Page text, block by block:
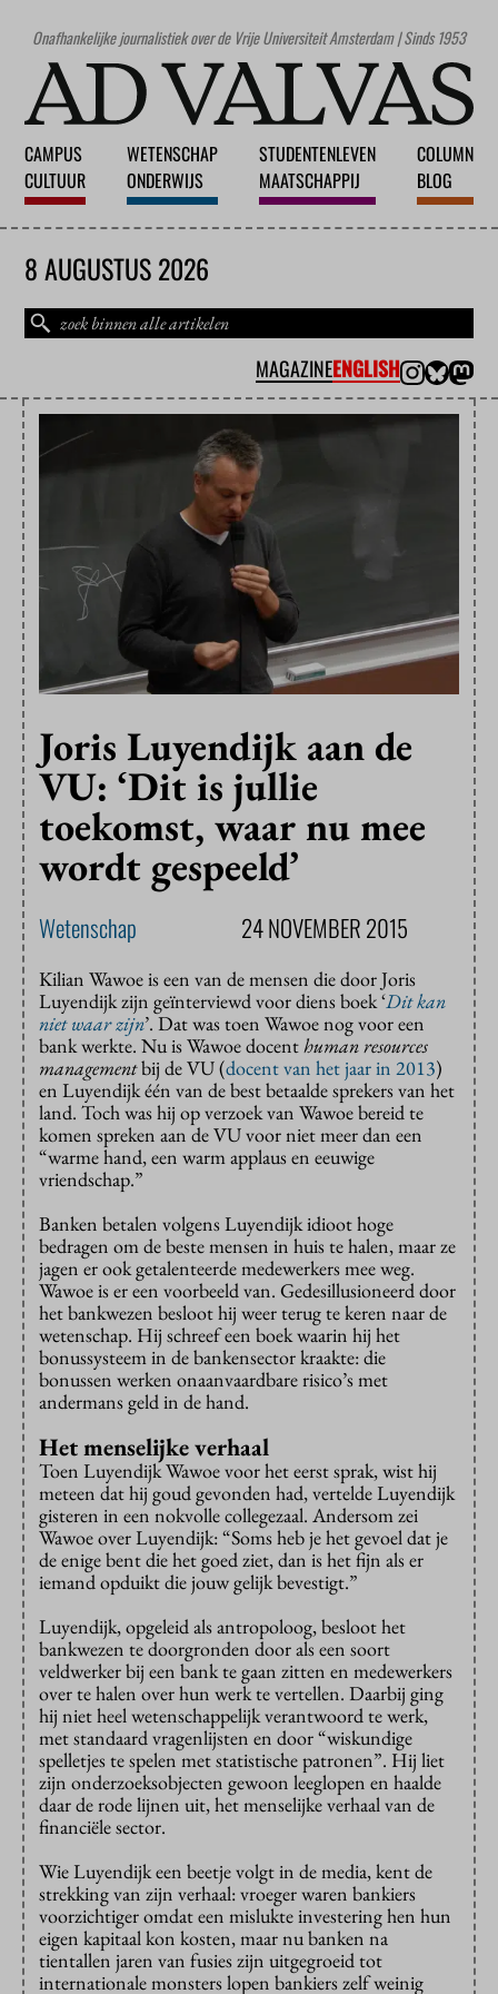
Onafhankelijke journalistiek over de Vrije Universiteit Amsterdam | Sinds 1953
CAMPUS
CULTUUR
WETENSCHAP
ONDERWIJS
STUDENTENLEVEN
MAATSCHAPPIJ
COLUMN
BLOG
8 AUGUSTUS 2026
MAGAZINEENGLISH
Joris Luyendijk aan de
VU: ‘Dit is jullie
toekomst, waar nu mee
wordt gespeeld’
Wetenschap 24 NOVEMBER 2015
Kilian Wawoe is een van de mensen die door Joris
Luyendijk zijn geïnterviewd voor diens boek ‘Dit kan
niet waar zijn’. Dat was toen Wawoe nog voor een
bank werkte. Nu is Wawoe docenthuman resources
managementbij de VU (docent van het jaar in 2013)
en Luyendijk één van de best betaalde sprekers van het
land. Toch was hij op verzoek van Wawoe bereid te
komen spreken aan de VU voor niet meer dan een
“warme hand, een warm applaus en eeuwige
vriendschap.”
Banken betalen volgens Luyendijk idioot hoge
bedragen om de beste mensen in huis te halen, maar ze
jagen er ook getalenteerde medewerkers mee weg.
Wawoe is er een voorbeeld van. Gedesillusioneerd door
het bankwezen besloot hij weer terug te keren naar de
wetenschap. Hij schreef een boek waarin hij het
bonussysteem in de bankensector kraakte: die
bonussen werken onaanvaardbare risico’s met
andermans geld in de hand.
Het menselijke verhaal
Toen Luyendijk Wawoe voor het eerst sprak, wist hij
meteen dat hij goud gevonden had, vertelde Luyendijk
gisteren in een nokvolle collegezaal. Andersom zei
Wawoe over Luyendijk: “Soms heb je het gevoel dat je
de enige bent die het goed ziet, dan is het fijn als er
iemand opduikt die jouw gelijk bevestigt.”
Luyendijk, opgeleid als antropoloog, besloot het
bankwezen te doorgronden door als een soort
veldwerker bij een bank te gaan zitten en medewerkers
over te halen over hun werk te vertellen. Daarbij ging
hij niet heel wetenschappelijk verantwoord te werk,
met standaard vragenlijsten en door “wiskundige
spelletjes te spelen met statistische patronen”. Hij liet
zijn onderzoeksobjecten gewoon leeglopen en haalde
daar de rode lijnen uit, het menselijke verhaal van de
financiële sector.
Wie Luyendijk een beetje volgt in de media, kent de
strekking van zijn verhaal: vroeger waren bankiers
voorzichtiger omdat een mislukte investering hen hun
eigen kapitaal kon kosten, maar nu banken na
tientallen jaren van fusies zijn uitgegroeid tot
internationale monsters lopen bankiers zelf weinig